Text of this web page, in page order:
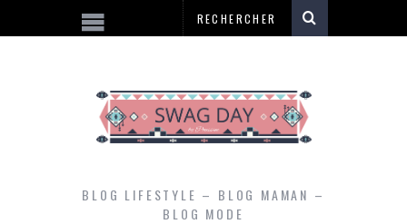
BLOG LIFESTYLE – BLOG MAMAN –
BLOG MODE